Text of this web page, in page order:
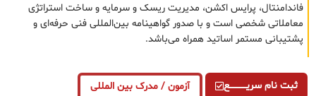
فاندامنتال، پرایس اکشن، مدیریت ریسک و سرمایه و ساخت استراتژی
معاملاتی شخصی است و با صدور گواهینامه بین‌المللی فنی حرفه‌ای و
پشتیبانی مستمر اساتید همراه می‌باشد.
ثبت نام سریــــــــــــع آزمون / مدرک بین المللی